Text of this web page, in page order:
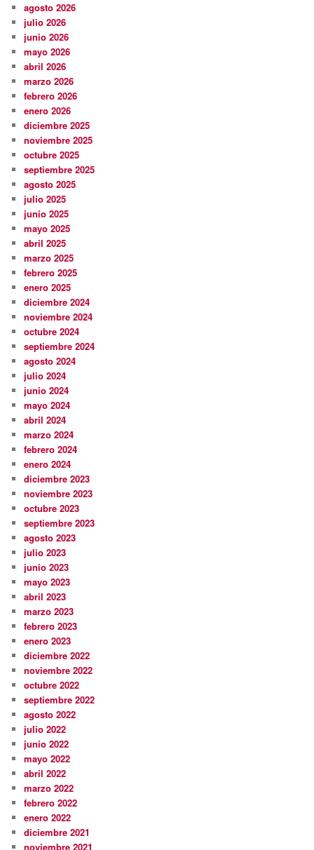
agosto 2026
julio 2026
junio 2026
mayo 2026
abril 2026
marzo 2026
febrero 2026
enero 2026
diciembre 2025
noviembre 2025
octubre 2025
septiembre 2025
agosto 2025
julio 2025
junio 2025
mayo 2025
abril 2025
marzo 2025
febrero 2025
enero 2025
diciembre 2024
noviembre 2024
octubre 2024
septiembre 2024
agosto 2024
julio 2024
junio 2024
mayo 2024
abril 2024
marzo 2024
febrero 2024
enero 2024
diciembre 2023
noviembre 2023
octubre 2023
septiembre 2023
agosto 2023
julio 2023
junio 2023
mayo 2023
abril 2023
marzo 2023
febrero 2023
enero 2023
diciembre 2022
noviembre 2022
octubre 2022
septiembre 2022
agosto 2022
julio 2022
junio 2022
mayo 2022
abril 2022
marzo 2022
febrero 2022
enero 2022
diciembre 2021
noviembre 2021